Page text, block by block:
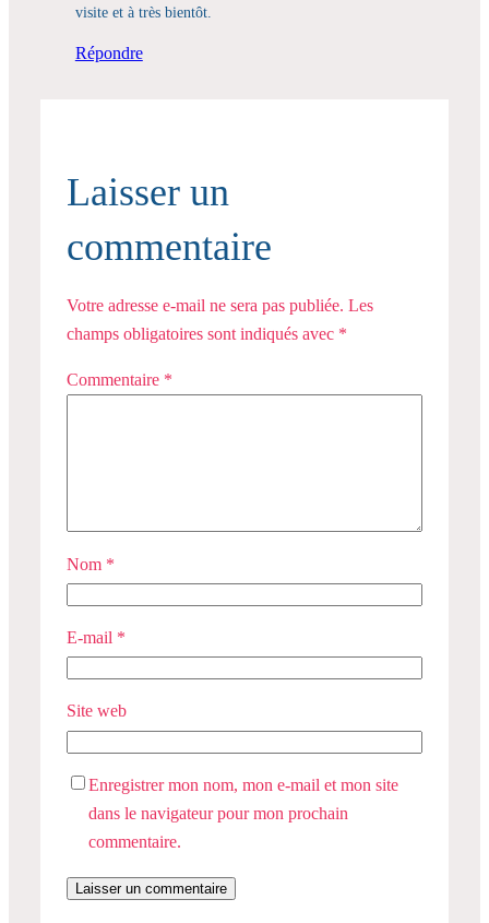
visite et à très bientôt.
Répondre
Laisser un
commentaire
Votre adresse e-mail ne sera pas publiée. Les
champs obligatoires sont indiqués avec *
Commentaire *
Nom *
E-mail *
Site web
Enregistrer mon nom, mon e-mail et mon site
dans le navigateur pour mon prochain
commentaire.